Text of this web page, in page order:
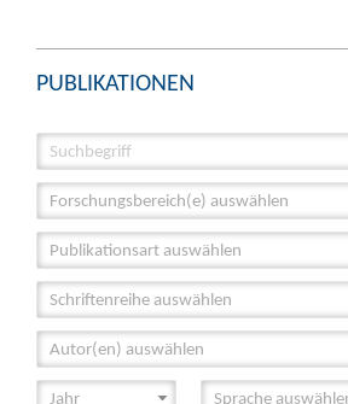
PUBLIKATIONEN
Forschungsbereich(e) auswählen
Publikationsart auswählen
Schriftenreihe auswählen
Autor(en) auswählen